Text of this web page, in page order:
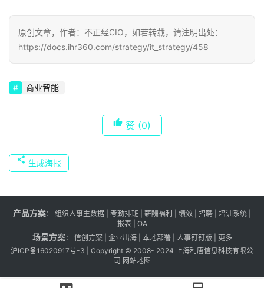
原创文章，作者：不正经CIO，如若转载，请注明出处：
https://docs.ihr360.com/strategy/it_strategy/458
商业智能
赞 (0)
生成海报
产品方案： 组织人事主数据 考勤排班 薪酬福利 绩效 招聘 | 培训系统 |
报表
| OA
场景方案： 信创方案| 企业出海| 本地部署| 人事钉钉版
更多
沪ICP备16020917号-3 | Copyright © 2008- 2024 上海利唐信息科技有限公
司 网站地图